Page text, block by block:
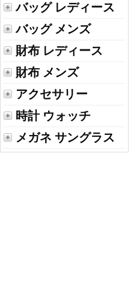
バッグ レディース
バッグ メンズ
財布 レディース
財布 メンズ
アクセサリー
時計 ウォッチ
メガネ サングラス